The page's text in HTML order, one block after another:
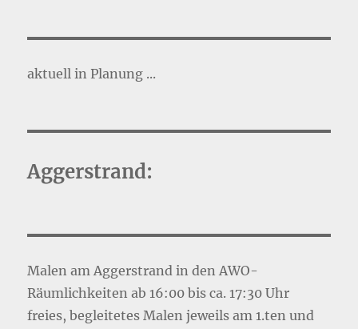
aktuell in Planung ...
Aggerstrand:
Malen am Aggerstrand in den AWO-
Räumlichkeiten ab 16:00 bis ca. 17:30 Uhr
freies, begleitetes Malen jeweils am 1.ten und